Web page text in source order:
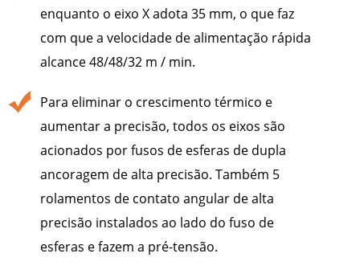
enquanto o eixo X adota 35 mm, o que faz
com que a velocidade de alimentação rápida
alcance 48/48/32 m / min.
Para eliminar o crescimento térmico e
aumentar a precisão, todos os eixos são
acionados por fusos de esferas de dupla
ancoragem de alta precisão. Também 5
rolamentos de contato angular de alta
precisão instalados ao lado do fuso de
esferas e fazem a pré-tensão.